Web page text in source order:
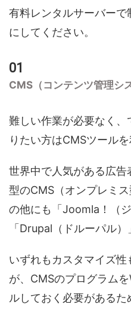
有料レンタルサーバー
にしてください。
CMS（コンテンツ管理シ
難しい作業が必要なく
りたい方はCMSツールを
世界中で人気がある広
型のCMS（オンプレミ
の他にも「Joomla！（ジ
「Drupal（ドルーパル）
いずれもカスタマイズ
が、CMSのプログラム
ルしておく必要があるた